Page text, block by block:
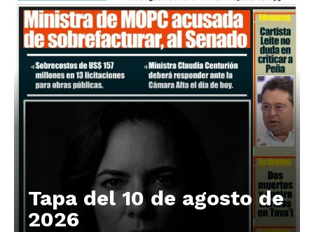
Tapa del 10 de agosto de
2026